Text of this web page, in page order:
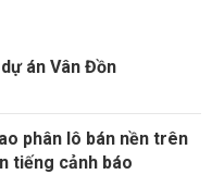
án Vân Đồn
phân lô bán nền trên
tiếng cảnh báo